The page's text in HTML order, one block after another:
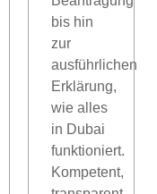
bis hin
zur
ausführlichen
Erklärung,
wie alles
in Dubai
funktioniert.
Kompetent,